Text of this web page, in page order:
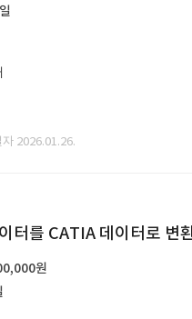
2026.01.26.
를 CATIA 데이터로 변
원